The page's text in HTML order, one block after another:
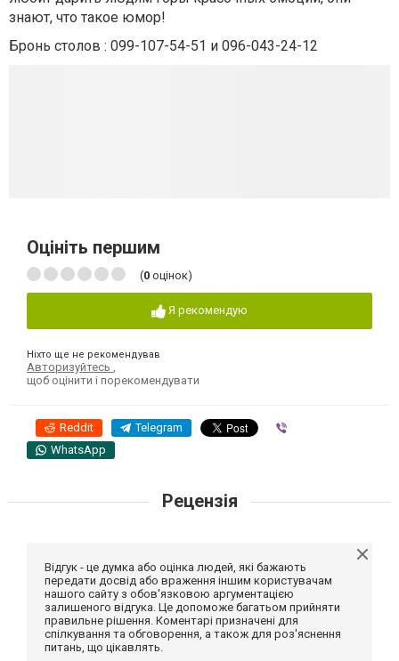
знают, что такое юмор!
Бронь столов : 099-107-54-51 и 096-043-24-12
Оцініть першим
(0 оцінок)
Я рекомендую
Ніхто ще не рекомендував
Авторизуйтесь
щоб оцінити і порекомендувати
Reddit Telegram
WhatsApp
Рецензія
Відгук - це думка або оцінка людей, які бажають
передати досвід або враження іншим користувачам
нашого сайту з обов'язковою аргументацією
залишеного відгука. Це допоможе багатьом прийняти
правильне рішення. Коментарі призначені для
спілкування та обговорення, а також для роз'яснення
питань, що цікавлять.